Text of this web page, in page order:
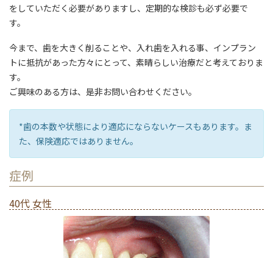
をしていただく必要がありますし、定期的な検診も必ず必要で
す。
今まで、歯を大きく削ることや、入れ歯を入れる事、インプラン
トに抵抗があった方々にとって、素晴らしい治療だと考えておりま
す。
ご興味のある方は、是非お問い合わせください。
*歯の本数や状態により適応にならないケースもあります。ま
た、保険適応ではありません。
症例
40代 女性